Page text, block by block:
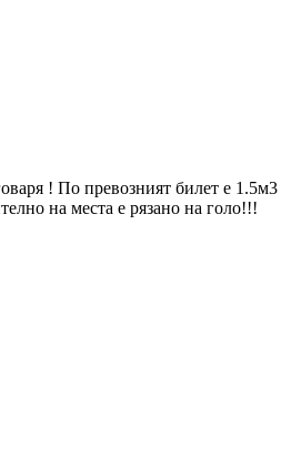
! По превозният билет е
на места е рязано на голо!!!